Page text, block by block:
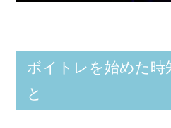
ボイトレを始めた時
と